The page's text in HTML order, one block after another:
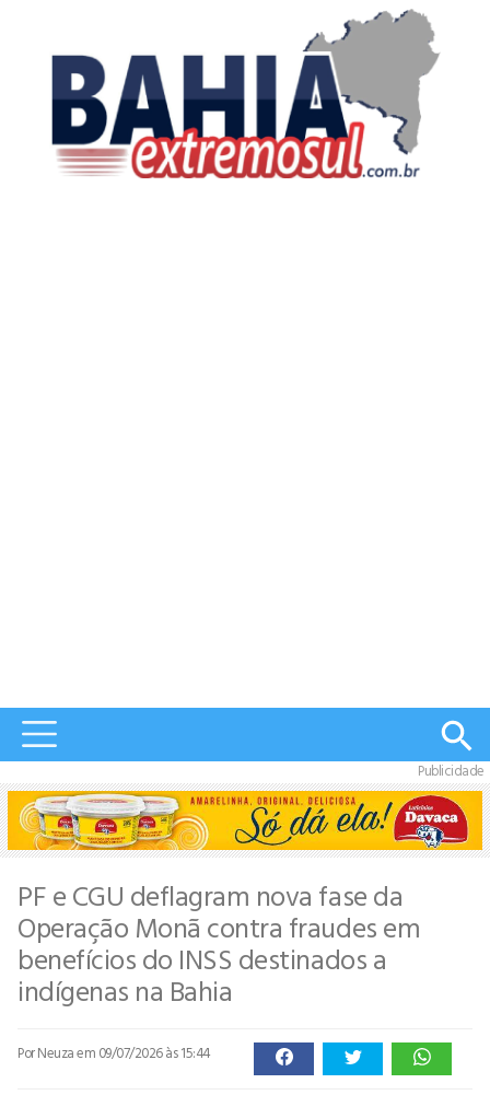
Publicidade
PF e CGU deflagram nova fase da
Operação Monã contra fraudes em
benefícios do INSS destinados a
indígenas na Bahia
Por Neuzaem 09/07/2026 às 15:44